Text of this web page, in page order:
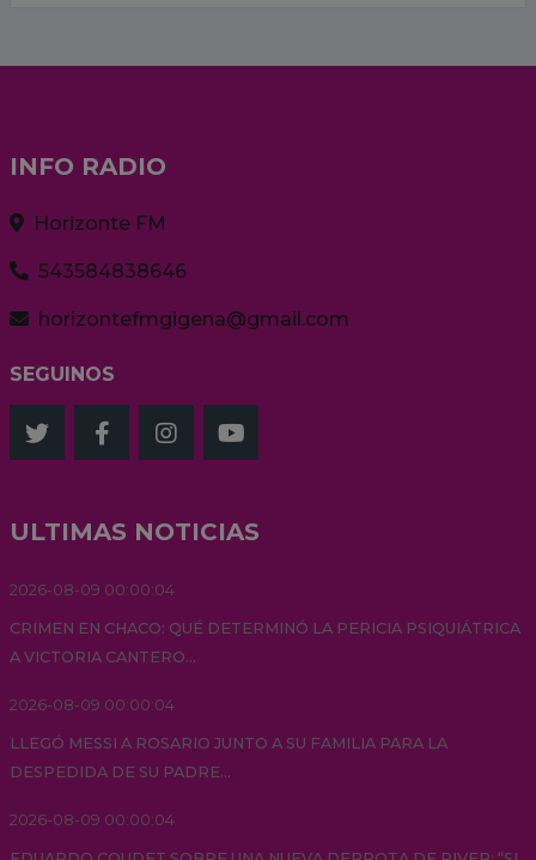
INFO RADIO
Horizonte FM
543584838646
horizontefmgigena@gmail.com
SEGUINOS
ULTIMAS NOTICIAS
2026-08-09 00:00:04
CRIMEN EN CHACO: QUÉ DETERMINÓ LA PERICIA PSIQUIÁTRICA
A VICTORIA CANTERO...
2026-08-09 00:00:04
LLEGÓ MESSI A ROSARIO JUNTO A SU FAMILIA PARA LA
DESPEDIDA DE SU PADRE...
2026-08-09 00:00:04